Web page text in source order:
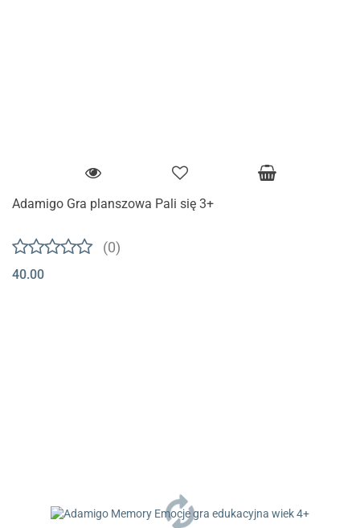
Adamigo Gra planszowa Pali się 3+
(0)
40.00